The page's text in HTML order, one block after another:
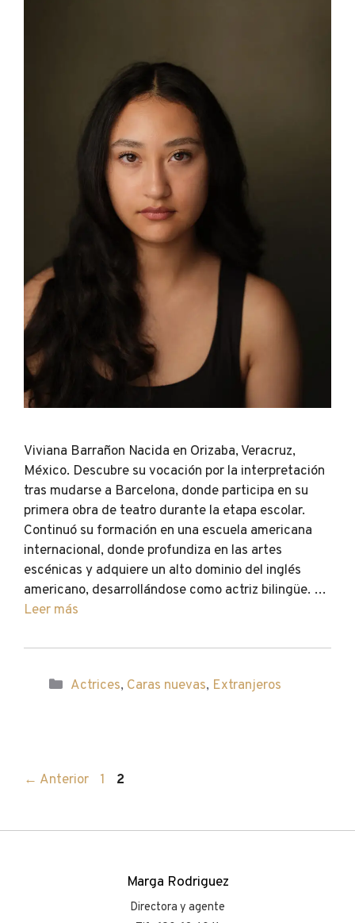
Viviana Barrañon Nacida en Orizaba, Veracruz,
México. Descubre su vocación por la interpretación
tras mudarse a Barcelona, donde participa en su
primera obra de teatro durante la etapa escolar.
Continuó su formación en una escuela americana
internacional, donde profundiza en las artes
escénicas y adquiere un alto dominio del inglés
americano, desarrollándose como actriz bilingüe. …
Leer más
Categorías
Actrices, Caras nuevas, Extranjeros
← Anterior Página
1 Página
2
Marga Rodriguez
Directora y agente